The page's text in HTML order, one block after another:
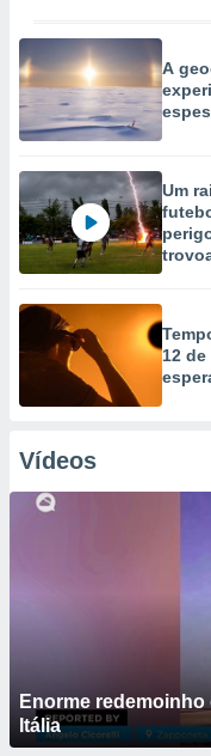
A
Um
12
Vídeos
Enorme
Itália